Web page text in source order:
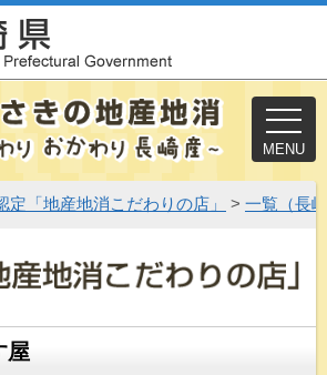
MENU
定「地産地消こだわりの店」 > 一覧（長
屋